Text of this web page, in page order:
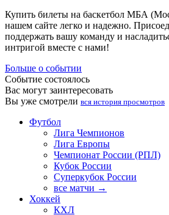
Купить билеты на баскетбол МБА
нашем сайте легко и надежно.
поддержать вашу команду и
интригой вместе с нами!
Больше о событии
Событие состоялось
Вас могут заинтересовать
Вы уже смотрели вся история просмотров
Футбол
Лига Чемпионов
Лига Европы
Чемпионат России (РПЛ)
Кубок России
Суперкубок России
все матчи →
Хоккей
КХЛ